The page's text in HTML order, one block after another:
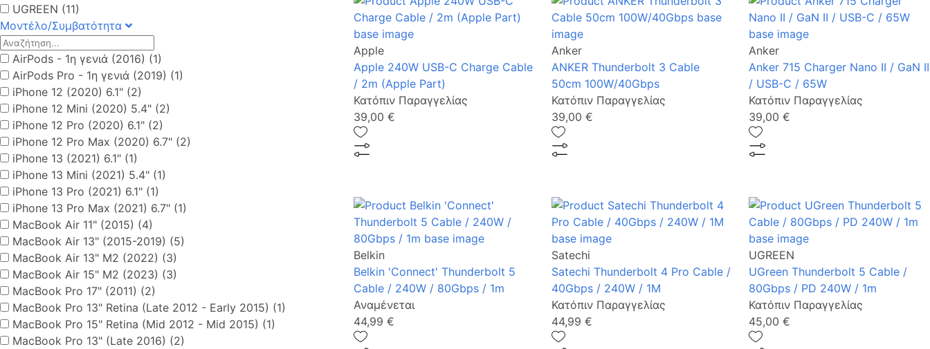
UGREEN (11)
Μοντέλο/Συμβατότητα
AirPods - 1η γενιά (2016) (1)
AirPods Pro - 1η γενιά (2019) (1)
iPhone 12 (2020) 6.1" (2)
iPhone 12 Mini (2020) 5.4" (2)
iPhone 12 Pro (2020) 6.1" (2)
iPhone 12 Pro Max (2020) 6.7" (2)
iPhone 13 (2021) 6.1" (1)
iPhone 13 Mini (2021) 5.4" (1)
iPhone 13 Pro (2021) 6.1" (1)
iPhone 13 Pro Max (2021) 6.7" (1)
MacBook Air 11" (2015) (4)
MacBook Air 13" (2015-2019) (5)
MacBook Air 13" M2 (2022) (3)
MacBook Air 15" M2 (2023) (3)
MacBook Pro 17" (2011) (2)
MacBook Pro 13" Retina (Late 2012 - Early 2015) (1)
MacBook Pro 15" Retina (Mid 2012 - Mid 2015) (1)
MacBook Pro 13" (Late 2016) (2)
Apple
Apple 240W USB-C Charge Cable
/ 2m (Apple Part)
Κατόπιν Παραγγελίας
39,00 €
Anker
ANKER Thunderbolt 3 Cable
50cm 100W/40Gbps
Κατόπιν Παραγγελίας
39,00 €
Anker
Anker 715 Charger Nano II / GaN II
/ USB-C / 65W
Κατόπιν Παραγγελίας
39,00 €
Belkin
Belkin 'Connect' Thunderbolt 5
Cable / 240W / 80Gbps / 1m
Αναμένεται
44,99 €
Satechi
Satechi Thunderbolt 4 Pro Cable /
40Gbps / 240W / 1M
Κατόπιν Παραγγελίας
44,99 €
UGREEN
UGreen Thunderbolt 5 Cable /
80Gbps / PD 240W / 1m
Κατόπιν Παραγγελίας
45,00 €